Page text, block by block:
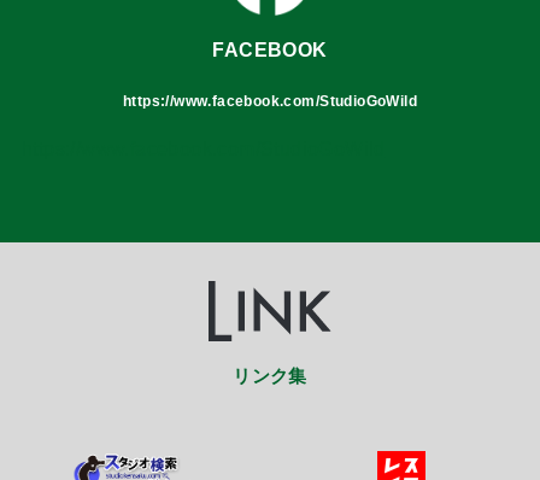
FACEBOOK
https://www.facebook.com/StudioGoWild
リンク集